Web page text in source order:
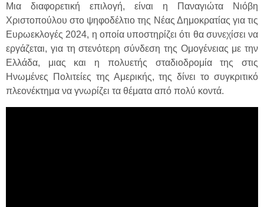
Μια διαφορετική επιλογή, είναι η Παναγιώτα Νιόβη
Χριστοπούλου στο ψηφοδέλτιο της Νέας Δημοκρατίας για τις
Ευρωεκλογές 2024, η οποία υποστηρίζει ότι θα συνεχίσει να
εργάζεται, για τη στενότερη σύνδεση της Ομογένειας με την
Ελλάδα, μιας και η πολυετής σταδιοδρομία της στις
Ηνωμένες Πολιτείες της Αμερικής, της δίνει το συγκριτικό
πλεονέκτημα να γνωρίζει τα θέματα από πολύ κοντά.